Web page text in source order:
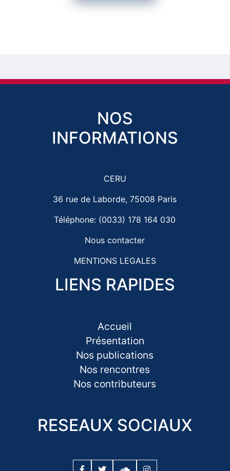
NOS
INFORMATIONS
CERU
36 rue de Laborde, 75008 Paris
Téléphone: (0033) 178 164 030
Nous contacter
MENTIONS LEGALES
LIENS RAPIDES
Accueil
Présentation
Nos publications
Nos rencontres
Nos contributeurs
RESEAUX SOCIAUX